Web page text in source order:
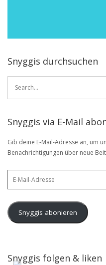
Snyggis durchsuchen
Search
Snyggis via E-Mail
Gib deine E-Mail-Adresse an, um
Benachrichtigungen über neue
Snyggis abonieren
Snyggis folgen & liken